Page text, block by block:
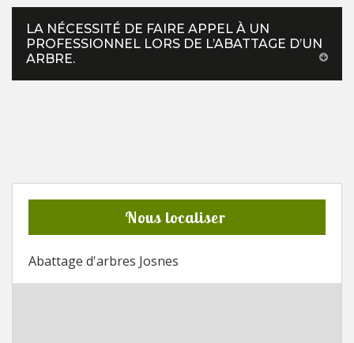
LA NÉCESSITÉ DE FAIRE APPEL À UN
PROFESSIONNEL LORS DE L’ABATTAGE D’UN
ARBRE.
Nous localiser
Abattage d'arbres Josnes